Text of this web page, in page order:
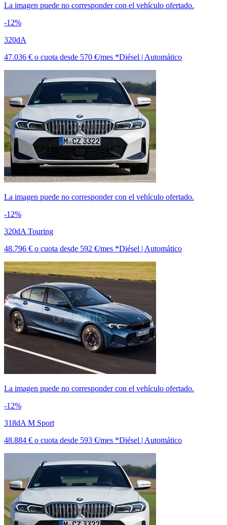
La imagen puede no corresponder con el vehículo ofertado.
-12%
320dA
47.036 € o cuota desde 570 €/mes *Diésel | Automático
La imagen puede no corresponder con el vehículo ofertado.
-12%
320dA Touring
48.796 € o cuota desde 592 €/mes *Diésel | Automático
La imagen puede no corresponder con el vehículo ofertado.
-12%
318dA M Sport
48.884 € o cuota desde 593 €/mes *Diésel | Automático